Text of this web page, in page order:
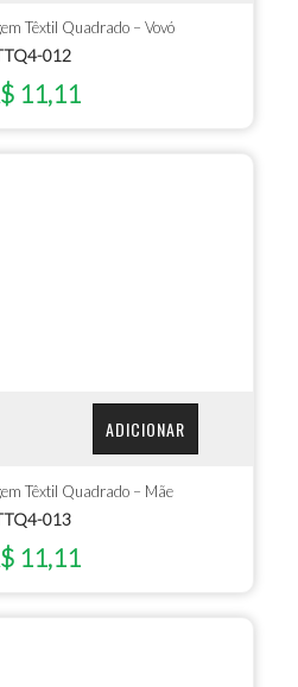
Têxtil Quadrado – Vovó
012
11,11
ADICIONAR
Têxtil Quadrado – Mãe
013
11,11